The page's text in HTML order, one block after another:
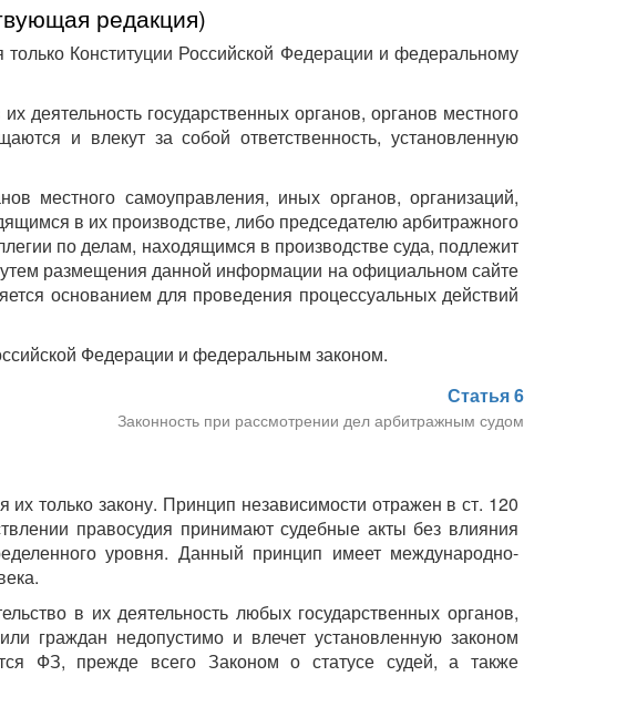
редакция)
Конституции Российской Федерации и федеральному
деятельность государственных органов, органов местного
и влекут за собой ответственность, установленную
местного самоуправления, иных органов, организаций,
в их производстве, либо председателю арбитражного
по делам, находящимся в производстве суда, подлежит
размещения данной информации на официальном сайте
основанием для проведения процессуальных действий
Федерации и федеральным законом.
Статья 6
Законность при рассмотрении дел арбитражным судом
только закону. Принцип независимости отражен в ст. 120
правосудия принимают судебные акты без влияния
уровня. Данный принцип имеет международно-
в их деятельность любых государственных органов,
граждан недопустимо и влечет установленную законом
ФЗ, прежде всего Законом о статусе судей, а также